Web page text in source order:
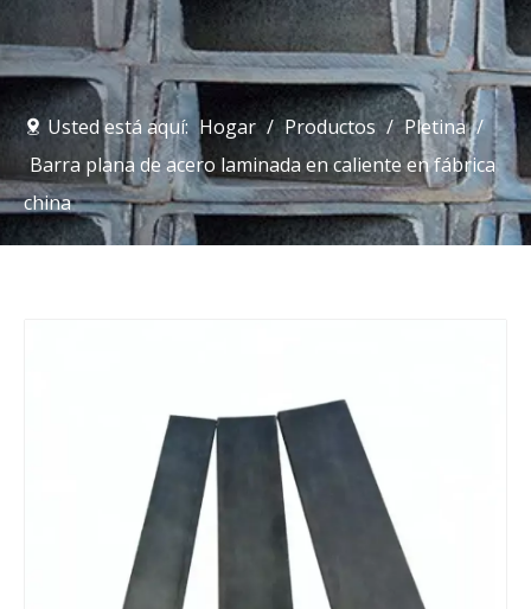
Usted está aquí: Hogar / Productos / Pletina /
Barra plana de acero laminada en caliente en fábrica
china